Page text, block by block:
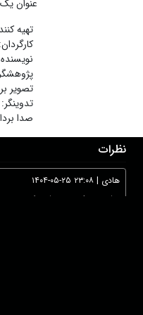
عنوان
تهیه
کارگردان:
نویسنده
تصویر
تدوینگر:
صدا
نظرات
هادی | ۱۴۰۴-۰۵-۲۵ ۲۳:۰۸
برای من که به عنوان یک